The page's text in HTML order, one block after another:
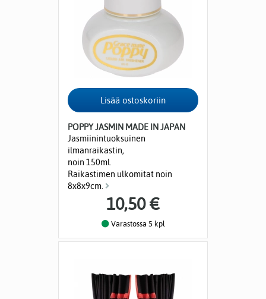
POPPY JASMIN MADE IN JAPAN
Jasmiinintuoksuinen
ilmanraikastin,
noin 150ml.
Raikastimen ulkomitat noin
8x8x9cm.
10,50 €
Varastossa 5 kpl